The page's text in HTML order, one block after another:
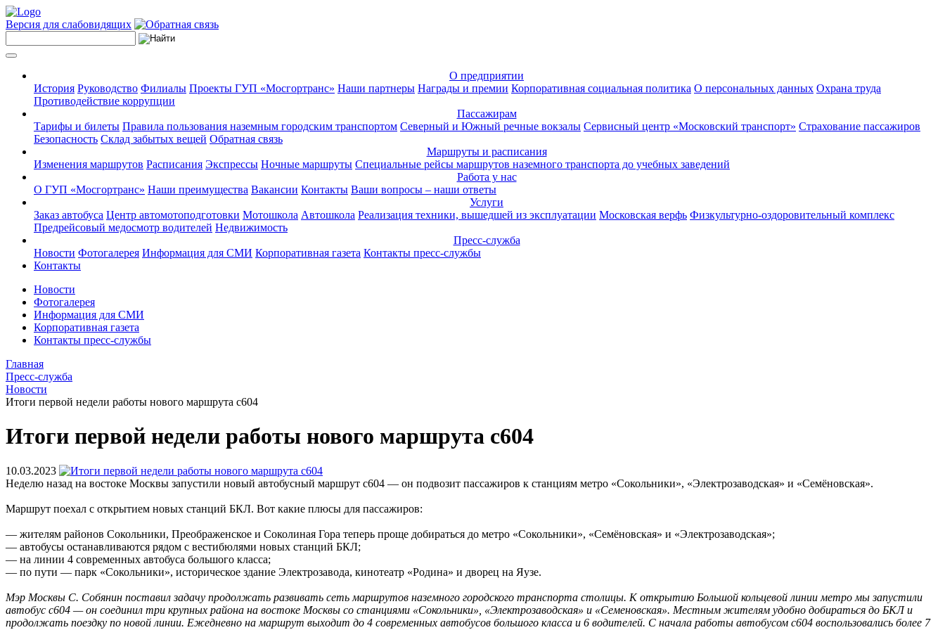
Версия для слабовидящих
О предприятии
История Руководство Филиалы Проекты ГУП «Мосгортранс» Наши партнеры Награды и премии Корпоративная социальная политика О персональных данных Охрана труда
Противодействие коррупции
Пассажирам
Тарифы и билеты Правила пользования наземным городским транспортом Северный и Южный речные вокзалы Сервисный центр «Московский транспорт» Страхование пассажиров
Безопасность Склад забытых вещей Обратная связь
Маршруты и расписания
Изменения маршрутов Расписания Экспрессы Ночные маршруты Специальные рейсы маршрутов наземного транспорта до учебных заведений
Работа у нас
О ГУП «Мосгортранс» Наши преимущества Вакансии Контакты Ваши вопросы – наши ответы
Услуги
Заказ автобуса Центр автомотоподготовки Мотошкола Автошкола Реализация техники, вышедшей из эксплуатации Московская верфь Физкультурно-оздоровительный комплекс
Предрейсовый медосмотр водителей Недвижимость
Пресс-служба
Новости Фотогалерея Информация для СМИ Корпоративная газета Контакты пресс-службы
Контакты
Новости
Фотогалерея
Информация для СМИ
Корпоративная газета
Контакты пресс-службы
Главная
Пресс-служба
Новости
Итоги первой недели работы нового маршрута с604
Итоги первой недели работы нового маршрута с604
10.03.2023
Неделю назад на востоке Москвы запустили новый автобусный маршрут с604 — он подвозит пассажиров к станциям метро «Сокольники», «Электрозаводская» и «Семёновская».
Маршрут поехал с открытием новых станций БКЛ. Вот какие плюсы для пассажиров:
— жителям районов Сокольники, Преображенское и Соколиная Гора теперь проще добираться до метро «Сокольники», «Семёновская» и «Электрозаводская»;
— автобусы останавливаются рядом с вестибюлями новых станций БКЛ;
— на линии 4 современных автобуса большого класса;
— по пути — парк «Сокольники», историческое здание Электрозавода, кинотеатр «Родина» и дворец на Яузе.
Мэр Москвы С. Собянин поставил задачу продолжать развивать сеть маршрутов наземного городского транспорта столицы. К открытию Большой кольцевой линии метро мы запустили
автобус с604 — он соединил три крупных района на востоке Москвы со станциями «Сокольники», «Электрозаводская» и «Семеновская». Местным жителям удобно добираться до БКЛ и
продолжать поездку по новой линии. Ежедневно на маршрут выходит до 4 современных автобусов большого класса и 6 водителей. С начала работы автобусом с604 воспользовались более 7